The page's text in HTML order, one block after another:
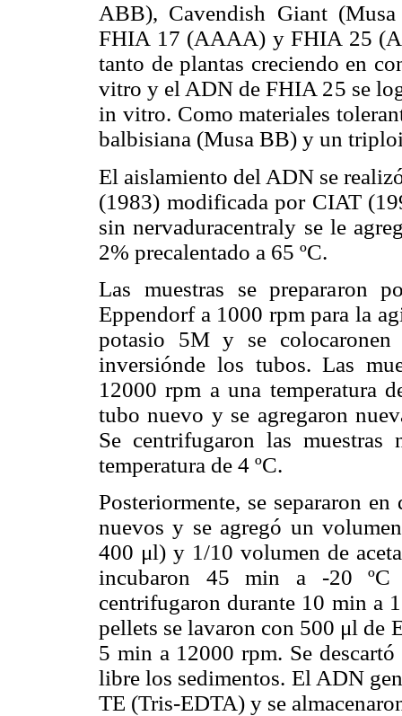
ABB), Cavendish Giant
FHIA 17 (AAAA) y FHIA 25
tanto de plantas creciendo en
vitro y el ADN de FHIA 25 se
in vitro. Como materiales
balbisiana (Musa BB) y un
El aislamiento del ADN se
(1983) modificada por CIAT
sin nervaduracentraly se le
2% precalentado a 65 ºC.
Las muestras se prepararon
Eppendorf a 1000 rpm para la
potasio 5M y se
inversiónde los tubos. Las
12000 rpm a una temperatura
tubo nuevo y se agregaron
Se centrifugaron las
temperatura de 4 ºC.
Posteriormente, se separaron
nuevos y se agregó un
400 μl) y 1/10 volumen de
incubaron 45 min a -20
centrifugaron durante 10 min a
pellets se lavaron con 500 μl de
5 min a 12000 rpm. Se
libre los sedimentos. El ADN
TE (Tris-EDTA) y se